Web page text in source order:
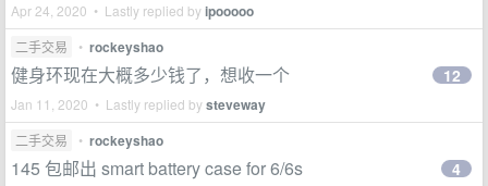
Apr 24, 2020 • Lastly replied byipooooo
二手交易 • rockeyshao
健身环现在大概多少钱了，想收一个
Jan 11, 2020 • Lastly replied bysteveway
12
二手交易 • rockeyshao
145 包邮出 smart battery case for 6/6s 4